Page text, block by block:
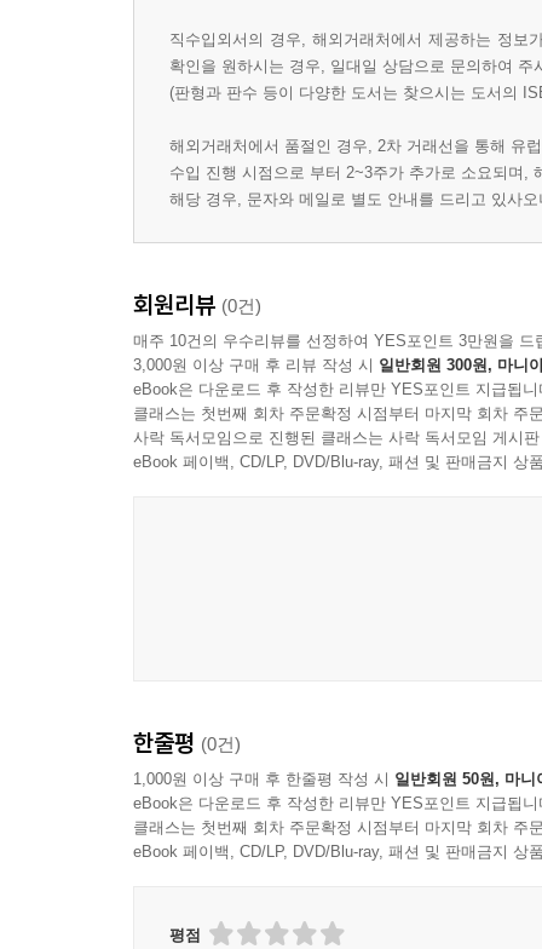
직수입외서의 경우, 해외거래처에서 제공하는 정
확인을 원하시는 경우, 일대일 상담으로 문의하여 주
(판형과 판수 등이 다양한 도서는 찾으시는 도서의
해외거래처에서 품절인 경우, 2차 거래선을 통해 유
수입 진행 시점으로 부터 2~3주가 추가로 소요되며,
해당 경우, 문자와 메일로 별도 안내를 드리고 있사
회원리뷰 (0건)
매주 10건의 우수리뷰를 선정하여 YES포인트 3만원을 드
3,000원 이상 구매 후 리뷰 작성 시 일반회원 300원, 마니
eBook은 다운로드 후 작성한 리뷰만 YES포인트 지급됩니
클래스는 첫번째 회차 주문확정 시점부터 마지막 회차 주
사락 독서모임으로 진행된 클래스는 사락 독서모임 게시
eBook 페이백, CD/LP, DVD/Blu-ray, 패션 및 판매금지 상
한줄평 (0건)
1,000원 이상 구매 후 한줄평 작성 시 일반회원 50원, 마니
eBook은 다운로드 후 작성한 리뷰만 YES포인트 지급됩니
클래스는 첫번째 회차 주문확정 시점부터 마지막 회차 주
eBook 페이백, CD/LP, DVD/Blu-ray, 패션 및 판매금지 상
평점